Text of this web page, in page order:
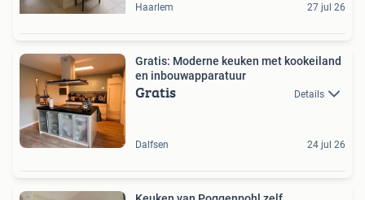
Haarlem 27 jul 26
Gratis: Moderne keuken met kookeiland
en inbouwapparatuur
Gratis Details
Dalfsen 24 jul 26